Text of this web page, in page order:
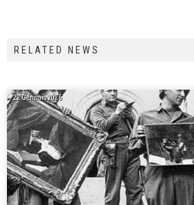
RELATED NEWS
22 Gennaio 2026